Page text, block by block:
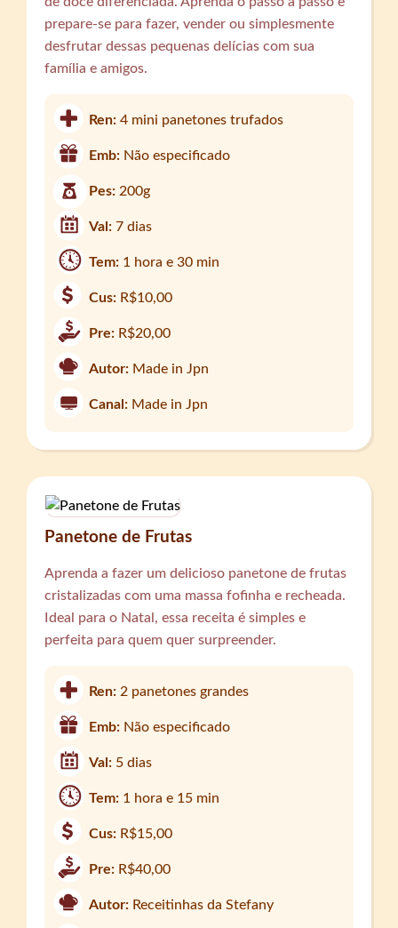
prepare-se para fazer, vender ou simplesmente
desfrutar dessas pequenas delícias com sua
família e amigos.
Ren:4 mini panetones trufados
Emb: Não especificado
Pes:200g
Val:7 dias
Tem: 1 hora e 30 min
Cus: R$10,00
Pre: R$20,00
Autor: Made in Jpn
Canal: Made in Jpn
Panetone de Frutas
Aprenda a fazer um delicioso panetone de frutas
cristalizadas com uma massa fofinha e recheada.
Ideal para o Natal, essa receita é simples e
perfeita para quem quer surpreender.
Ren:2 panetones grandes
Emb: Não especificado
Val: 5 dias
Tem: 1 hora e 15 min
Cus: R$15,00
Pre: R$40,00
Autor: Receitinhas da Stefany